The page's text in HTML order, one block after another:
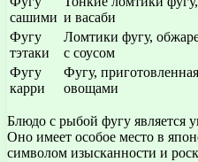
сашими и васаби
Фугу
тэтаки
Ломтики фугу,
с соусом
Фугу
карри
Фугу,
овощами
Блюдо с рыбой фугу является
Оно имеет особое место в
символом изысканности и